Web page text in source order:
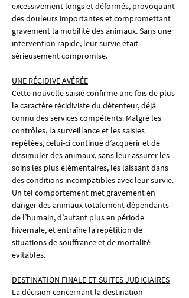
excessivement longs et déformés, provoquant
des douleurs importantes et compromettant
gravement la mobilité des animaux. Sans une
intervention rapide, leur survie était
sérieusement compromise.
UNE RÉCIDIVE AVÉRÉE
Cette nouvelle saisie confirme une fois de plus
le caractère récidiviste du détenteur, déjà
connu des services compétents. Malgré les
contrôles, la surveillance et les saisies
répétées, celui-ci continue d’acquérir et de
dissimuler des animaux, sans leur assurer les
soins les plus élémentaires, les laissant dans
des conditions incompatibles avec leur survie.
Un tel comportement met gravement en
danger des animaux totalement dépendants
de l’humain, d’autant plus en période
hivernale, et entraîne la répétition de
situations de souffrance et de mortalité
évitables.
DESTINATION FINALE ET SUITES JUDICIAIRES
La décision concernant la destination